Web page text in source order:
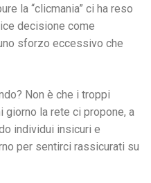
la “clicmania” ci ha reso
decisione come
sforzo eccessivo che
Non è che i troppi
la rete ci propone, a
individui insicuri e
per sentirci rassicurati su